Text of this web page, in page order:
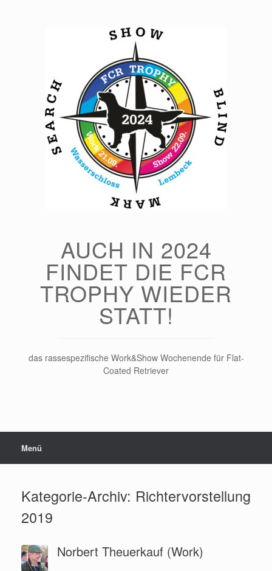
AUCH IN 2024
FINDET DIE FCR
TROPHY WIEDER
STATT!
das rassespezifische Work&Show Wochenende für Flat-
Coated Retriever
Menü
Kategorie-Archiv: Richtervorstellung
2019
Norbert Theuerkauf (Work)